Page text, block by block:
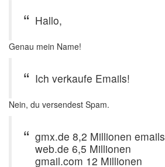
Hallo,
Genau mein Name!
Ich verkaufe Emails!
Nein, du versendest Spam.
gmx.de 8,2 Millionen emails
web.de 6,5 Millionen
gmail.com 12 Millionen